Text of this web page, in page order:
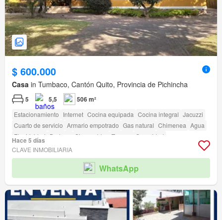
$ 600.000
Casa in Tumbaco, Cantón Quito, Provincia de Pichincha
5 5,5 506 m²
Estacionamiento Internet Cocina equipada Cocina integral Jacuzzi
Cuarto de servicio Armario empotrado Gas natural Chimenea Agua
Electricidad Bodega Sin amoblar Terraza
Seguridad
Área para niños
Jardín
Hace 5 días
CLAVE INMOBILIARIA
WhatsApp